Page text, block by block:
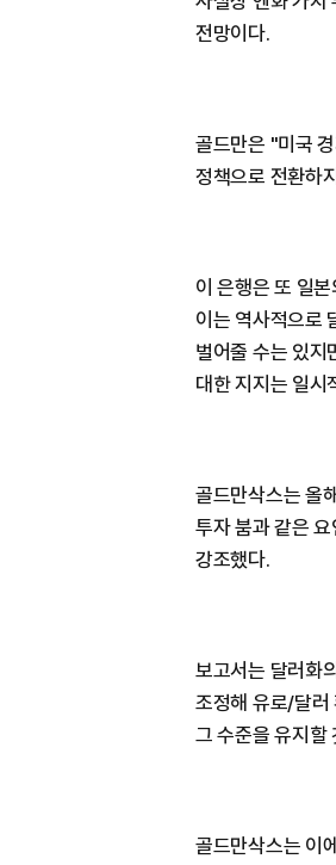
전망이다.
골드만은 "미국
정책으로 전환하
이 은행은 또 일
이는 역사적으로
벌어줄 수는 있지
대한 지지는 일시
골드만삭스는 올
투자 붐과 같은
강조했다.
보고서는 달러화
조정해 유로/달러
그 수준을 유지할
골드만삭스는 이